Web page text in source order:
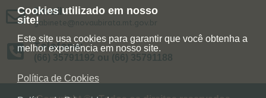
Cookies utilizado em nosso
site!
Este site usa cookies para garantir que você obtenha a
melhor experiência em nosso site.
Política de Cookies
Email:
gabinete@novaubirata.mt.gov.br
Telefone:
(66) 35791192 ou (66) 35791188